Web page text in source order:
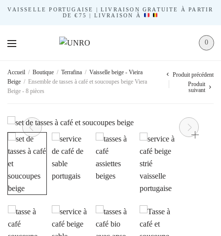
VAISSELLE PORTUGAISE | LIVRAISON GRATUITE À PARTIR
DE €75 | LIVRAISON À
0
Accueil / Boutique / Terrafina / Vaisselle beige - Vieira
Beige / Ensemble de tasses à café et soucoupes beige Viera
Beige - 8 pièces
Produit précédent
Produit
suivant